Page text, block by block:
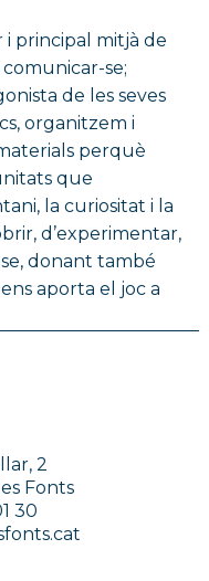
principal mitjà de
se;
de les seves
organitzem i
perquè
que
la curiositat i la
d’experimentar,
donant també
aporta el joc a
2
Fonts
30